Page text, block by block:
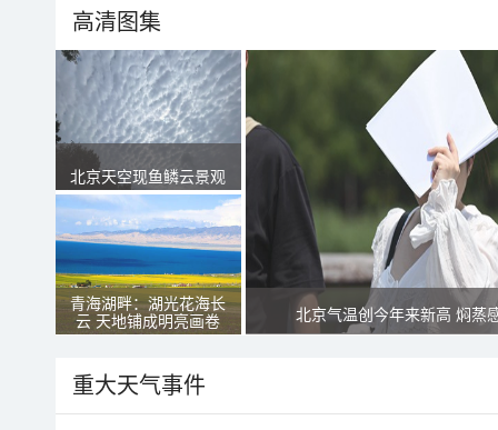
高清图集
北京天空现鱼鳞云景观
青海湖畔：湖光花海长
云 天地铺成明亮画卷
北京气温创今年来新高 焖蒸
重大天气事件